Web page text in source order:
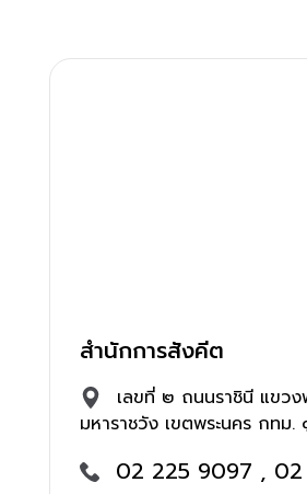
สำนักการสังคีต
เลขที่ ๒ ถนนราชินี แขวง
มหาราชวัง เขตพระนคร กทม
02 225 9097 , 02